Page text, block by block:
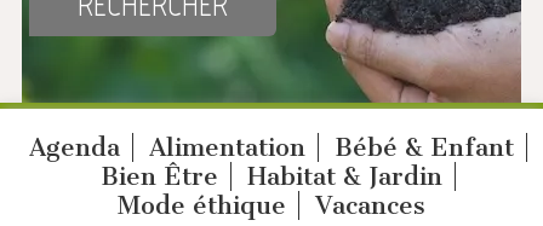
Agenda Alimentation
Bébé & Enfant
Bien Être
Habitat & Jardin
Mode éthique
Vacances